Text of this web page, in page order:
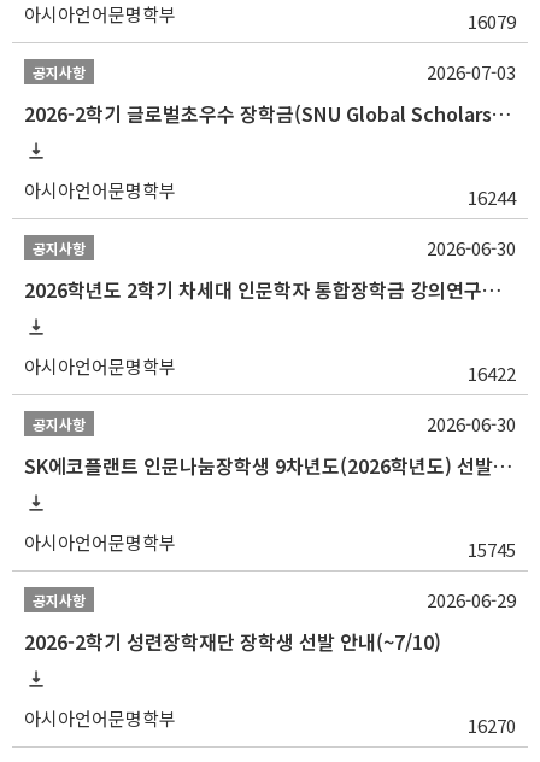
아시아언어문명학부 16079
공지사항
2026-2학기 글로벌초우수 장학금(SNU Global Scholarship, GS) 신청 안내(~7/12 23:00)
아시아언어문명학부 16244
2026-07-03
공지사항
2026학년도 2학기 차세대 인문학자 통합장학금 강의연구조교 선발 안내(~7/8)
아시아언어문명학부 16422
2026-06-30
공지사항
SK에코플랜트 인문나눔장학생 9차년도(2026학년도) 선발 안내(~7/20)
아시아언어문명학부 15745
2026-06-30
공지사항
2026-2학기 성련장학재단 장학생 선발 안내(~7/10)
아시아언어문명학부 16270
2026-06-29